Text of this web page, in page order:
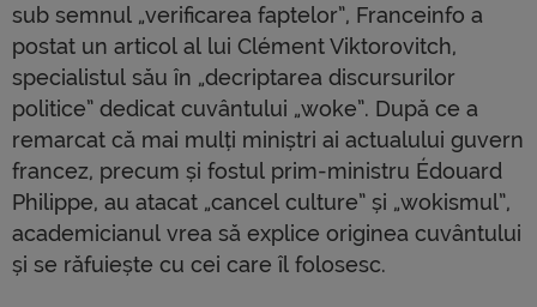
sub semnul „verificarea faptelor”, Franceinfo a
postat un articol al lui Clément Viktorovitch,
specialistul său în „decriptarea discursurilor
politice” dedicat cuvântului „woke”. După ce a
remarcat că mai mulți miniștri ai actualului guvern
francez, precum și fostul prim-ministru Édouard
Philippe, au atacat „cancel culture” și „wokismul”,
academicianul vrea să explice originea cuvântului
și se răfuiește cu cei care îl folosesc.